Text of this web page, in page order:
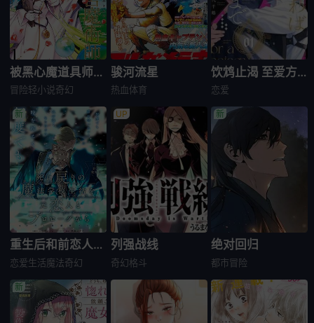
被黑心魔道具师公会扫地出门的我，被招揽成了王宫魔术师～在优渥的宫廷职场中展开幸福的新生活!～
冒险轻小说奇幻
骏河流星
热血体育
饮鸩止渴 至爱方休
恋爱
重生后和前恋人从头开始魔法学校生活※但是好感度为0
恋爱生活魔法奇幻
列强战线
奇幻格斗
绝对回归
都市 冒险